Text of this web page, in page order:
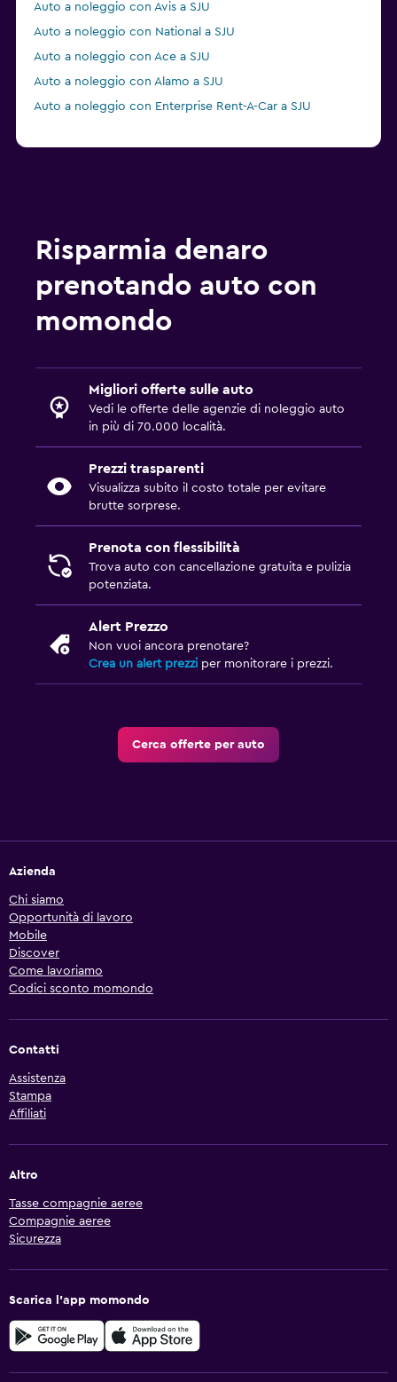
Auto a noleggio con Avis a SJU
Auto a noleggio con National a SJU
Auto a noleggio con Ace a SJU
Auto a noleggio con Alamo a SJU
Auto a noleggio con Enterprise Rent-A-Car a SJU
Risparmia denaro
prenotando auto con
momondo
Migliori offerte sulle auto
Vedi le offerte delle agenzie di noleggio auto
in più di 70.000 località.
Prezzi trasparenti
Visualizza subito il costo totale per evitare
brutte sorprese.
Prenota con flessibilità
Trova auto con cancellazione gratuita e pulizia
potenziata.
Alert Prezzo
Non vuoi ancora prenotare?
Crea un alert prezzi per monitorare i prezzi.
Cerca offerte per auto
Azienda
Chi siamo
Opportunità di lavoro
Mobile
Discover
Come lavoriamo
Codici sconto momondo
Contatti
Assistenza
Stampa
Affiliati
Altro
Tasse compagnie aeree
Compagnie aeree
Sicurezza
Scarica l'app momondo